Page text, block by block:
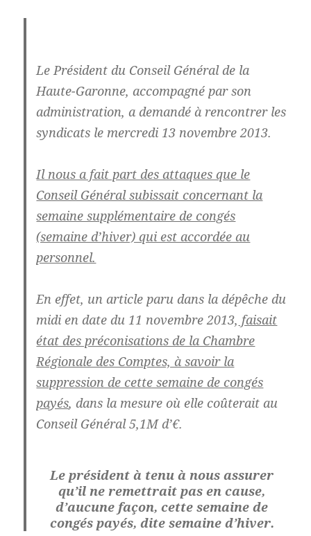
Le Président du Conseil Général de la
Haute-Garonne, accompagné par son
administration, a demandé à rencontrer les
syndicats le mercredi 13 novembre 2013.
Il nous a fait part des attaques que le
Conseil Général subissait concernant la
semaine supplémentaire de congés
(semaine d’hiver) qui est accordée au
personnel.
En effet, un article paru dans la dépêche du
midi en date du 11 novembre 2013, faisait
état des préconisations de la Chambre
Régionale des Comptes, à savoir la
suppression de cette semaine de congés
payés, dans la mesure où elle coûterait au
Conseil Général 5,1M d’€.
Le président à tenu à nous assurer
qu’il ne remettrait pas en cause,
d’aucune façon, cette semaine de
congés payés, dite semaine d’hiver.